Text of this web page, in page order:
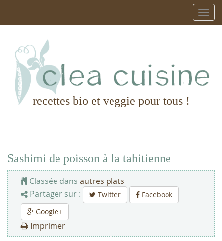
recettes bio et veggie pour tous !
Sashimi de poisson à la tahitienne
Classée dans autres plats
Partager sur :
Twitter
Facebook
Google+
Imprimer